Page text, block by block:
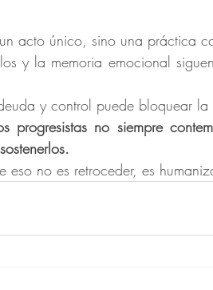
acto único, sino una práctica
y la memoria emocional
y control puede bloquear
progresistas no siempre
eso no es retroceder, es